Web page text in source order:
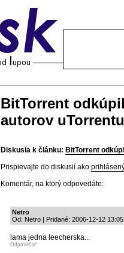
BitTorrent
autorov
Diskusia k článku: BitTorrent
Prispievajte do diskusií ako
Komentár, na ktorý odpovedáte:
Netro
Od: Netro | Pridané: 2006-12-12
lama jedna leecherska...
Odpovedať